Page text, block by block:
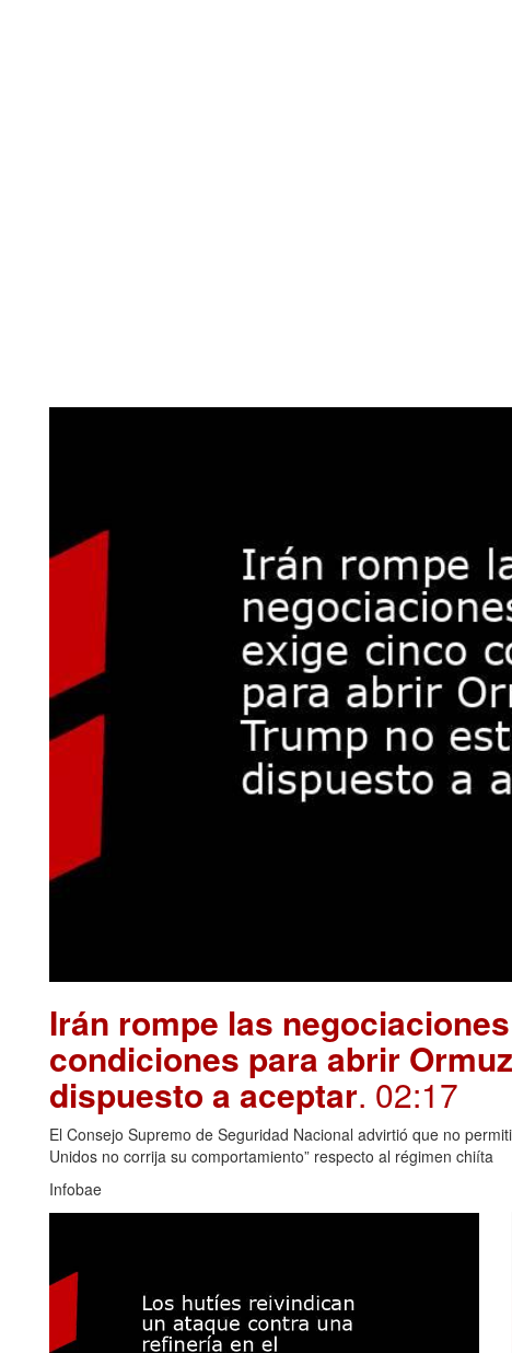
Irán rompe las
condiciones para abrir
dispuesto a aceptar. 02:17
El Consejo Supremo de Seguridad Nacional advirtió que no
Unidos no corrija su comportamiento” respecto al régimen chiíta
Infobae